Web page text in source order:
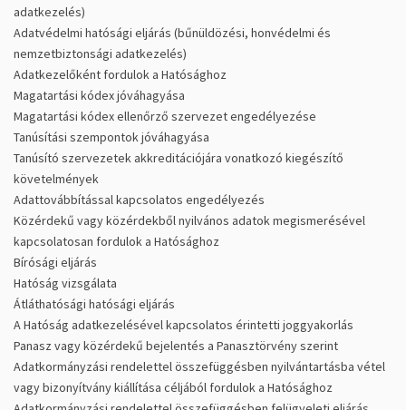
adatkezelés)
Adatvédelmi hatósági eljárás (bűnüldözési, honvédelmi és
nemzetbiztonsági adatkezelés)
Adatkezelőként fordulok a Hatósághoz
Magatartási kódex jóváhagyása
Magatartási kódex ellenőrző szervezet engedélyezése
Tanúsítási szempontok jóváhagyása
Tanúsító szervezetek akkreditációjára vonatkozó kiegészítő
követelmények
Adattovábbítással kapcsolatos engedélyezés
Közérdekű vagy közérdekből nyilvános adatok megismerésével
kapcsolatosan fordulok a Hatósághoz
Bírósági eljárás
Hatóság vizsgálata
Átláthatósági hatósági eljárás
A Hatóság adatkezelésével kapcsolatos érintetti joggyakorlás
Panasz vagy közérdekű bejelentés a Panasztörvény szerint
Adatkormányzási rendelettel összefüggésben nyilvántartásba vétel
vagy bizonyítvány kiállítása céljából fordulok a Hatósághoz